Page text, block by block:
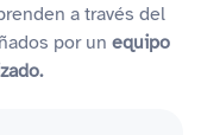
a través del
por un equipo